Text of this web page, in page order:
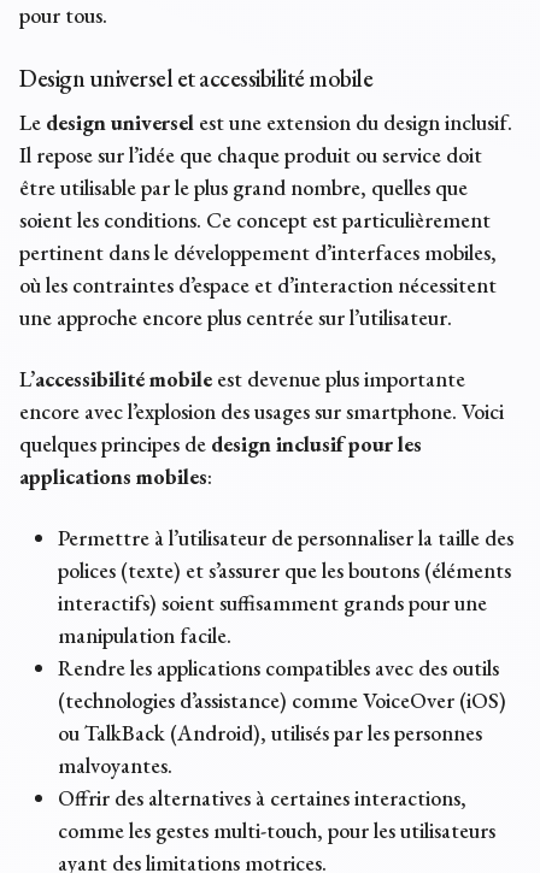
pour tous.
Design universeletaccessibilité mobile
Le design universel est une extension du design inclusif.
Il repose sur l’idée que chaque produit ou service doit
être utilisable par le plus grand nombre, quelles que
soient les conditions. Ce concept est particulièrement
pertinent dans le développement d’interfaces mobiles,
où les contraintes d’espace et d’interaction nécessitent
une approche encore plus centrée sur l’utilisateur.
L’accessibilité mobile est devenue plus importante
encore avec l’explosion des usages sur smartphone. Voici
quelques principes de design inclusif pour les
applications mobiles:
Permettre à l’utilisateur de personnaliser la taille des
polices (texte) et s’assurer que les boutons (éléments
interactifs) soient suffisamment grands pour une
manipulation facile.
Rendre les applications compatibles avec des outils
(technologies d’assistance) comme VoiceOver (iOS)
ou TalkBack (Android), utilisés par les personnes
malvoyantes.
Offrir des alternatives à certaines interactions,
comme les gestes multi-touch, pour les utilisateurs
ayant des limitations motrices.